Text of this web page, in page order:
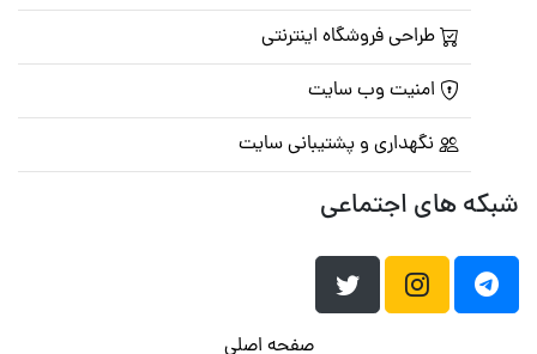
طراحی فروشگاه اینترنتی
امنیت وب سایت
نگهداری و پشتیبانی سایت
شبکه های اجتماعی
صفحه اصلی